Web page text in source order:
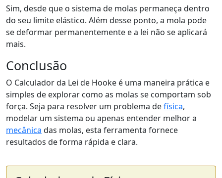
Sim, desde que o sistema de molas permaneça dentro
do seu limite elástico. Além desse ponto, a mola pode
se deformar permanentemente e a lei não se aplicará
mais.
Conclusão
O Calculador da Lei de Hooke é uma maneira prática e
simples de explorar como as molas se comportam sob
força. Seja para resolver um problema defísica,
modelar um sistema ou apenas entender melhor a
mecânica das molas, esta ferramenta fornece
resultados de forma rápida e clara.